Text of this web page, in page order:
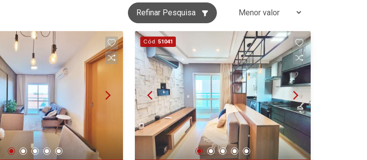
Refinar Pesquisa
Cód. 51041